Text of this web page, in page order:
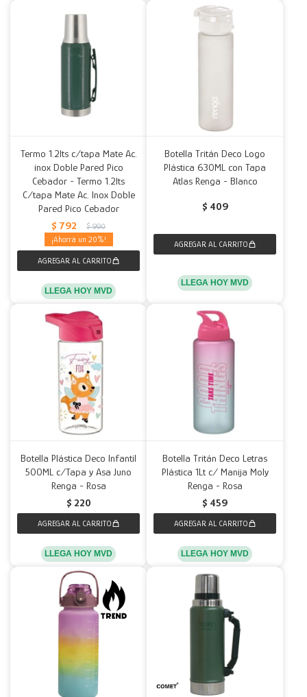
Termo 1.2lts c/tapa Mate Ac.
inox Doble Pared Pico
Cebador - Termo 1.2lts
C/tapa Mate Ac. Inox Doble
Pared Pico Cebador
$ 792 $ 990
20
LLEGA HOY MVD
Botella Tritán Deco Logo
Plástica 630ML con Tapa
Atlas Renga - Blanco
$ 409
LLEGA HOY MVD
Botella Plástica Deco Infantil
500ML c/Tapa y Asa Juno
Renga - Rosa
$ 220
LLEGA HOY MVD
Botella Tritán Deco Letras
Plástica 1Lt c/ Manija Moly
Renga - Rosa
$ 459
LLEGA HOY MVD